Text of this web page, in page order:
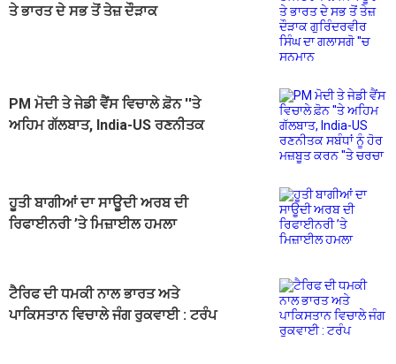
ਤੇ ਭਾਰਤ ਦੇ ਸਭ ਤੋਂ ਤੇਜ਼ ਦੌੜਾਕ
PM ਮੋਦੀ ਤੇ ਜੇਡੀ ਵੈਂਸ ਵਿਚਾਲੇ ਫ਼ੋਨ ''ਤੇ
ਅਹਿਮ ਗੱਲਬਾਤ, India-US ਰਣਨੀਤਕ
ਹੂਤੀ ਬਾਗੀਆਂ ਦਾ ਸਾਊਦੀ ਅਰਬ ਦੀ
ਰਿਫਾਈਨਰੀ ’ਤੇ ਮਿਜ਼ਾਈਲ ਹਮਲਾ
ਟੈਰਿਫ ਦੀ ਧਮਕੀ ਨਾਲ ਭਾਰਤ ਅਤੇ
ਪਾਕਿਸਤਾਨ ਵਿਚਾਲੇ ਜੰਗ ਰੁਕਵਾਈ : ਟਰੰਪ